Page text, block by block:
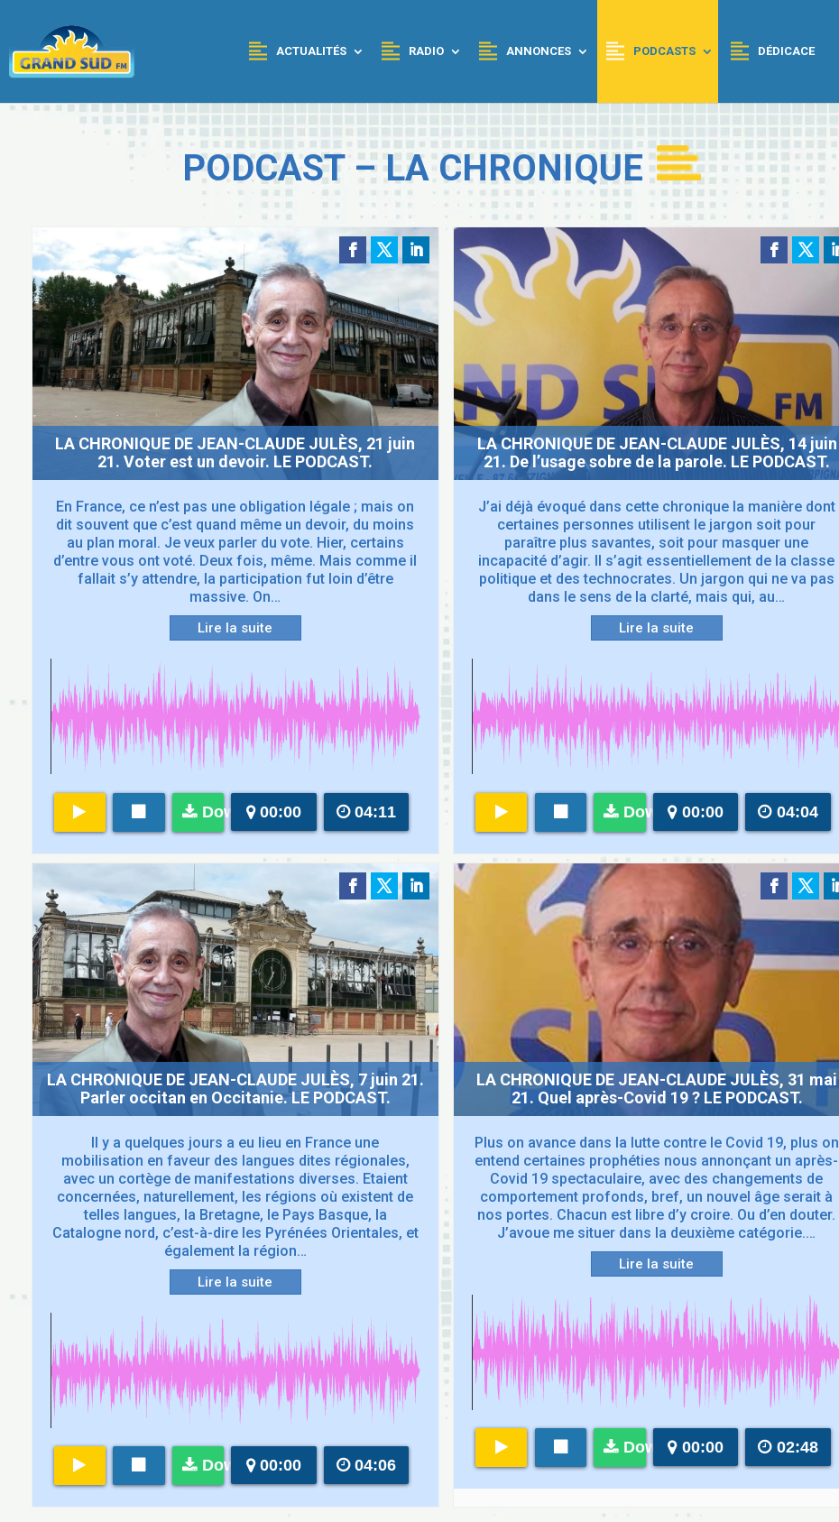
ACTUALITÉS RADIO ANNONCES PODCASTS DÉDICACE
PODCAST – LA CHRONIQUE
LA CHRONIQUE DE JEAN-CLAUDE JULÈS, 21 juin
21. Voter est un devoir. LE PODCAST.
En France, ce n’est pas une obligation légale ; mais on
dit souvent que c’est quand même un devoir, du moins
au plan moral. Je veux parler du vote. Hier, certains
d’entre vous ont voté. Deux fois, même. Mais comme il
fallait s’y attendre, la participation fut loin d’être
massive. On…
Lire la suite
Download00:00 04:11
LA CHRONIQUE DE JEAN-CLAUDE JULÈS, 14 juin
21. De l’usage sobre de la parole. LE PODCAST.
J’ai déjà évoqué dans cette chronique la manière dont
certaines personnes utilisent le jargon soit pour
paraître plus savantes, soit pour masquer une
incapacité d’agir. Il s’agit essentiellement de la classe
politique et des technocrates. Un jargon qui ne va pas
dans le sens de la clarté, mais qui, au…
Lire la suite
Download00:00 04:04
LA CHRONIQUE DE JEAN-CLAUDE JULÈS, 7 juin 21.
Parler occitan en Occitanie. LE PODCAST.
Il y a quelques jours a eu lieu en France une
mobilisation en faveur des langues dites régionales,
avec un cortège de manifestations diverses. Etaient
concernées, naturellement, les régions où existent de
telles langues, la Bretagne, le Pays Basque, la
Catalogne nord, c’est-à-dire les Pyrénées Orientales, et
également la région…
Lire la suite
Download00:00 04:06
LA CHRONIQUE DE JEAN-CLAUDE JULÈS, 31 mai
21. Quel après-Covid 19 ? LE PODCAST.
Plus on avance dans la lutte contre le Covid 19, plus on
entend certaines prophéties nous annonçant un après-
Covid 19 spectaculaire, avec des changements de
comportement profonds, bref, un nouvel âge serait à
nos portes. Chacun est libre d’y croire. Ou d’en douter.
J’avoue me situer dans la deuxième catégorie.…
Lire la suite
Download00:00 02:48